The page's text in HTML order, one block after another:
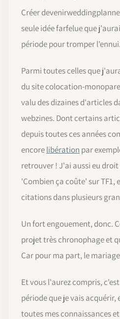
Créer
seule idée farfelue que
période pour tromper l'ennui.
Parmi toutes celles que
du site colocation-
valu des dizaines d'articles
webzines. Dont certains
depuis toutes ces années
encorelibération par
retrouver ! J'ai aussi eu
'Combien ça coûte' sur TF1,
citations dans plusieurs
Un fort engouement, donc.
projet très chronophage et
Car pour ma part, le
Et vous l'aurez compris,
période que je vais
toutes mes connaissances